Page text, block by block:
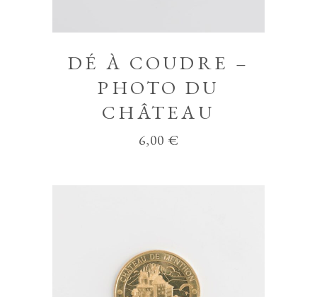
DÉ À COUDRE –
PHOTO DU
CHÂTEAU
6,00€